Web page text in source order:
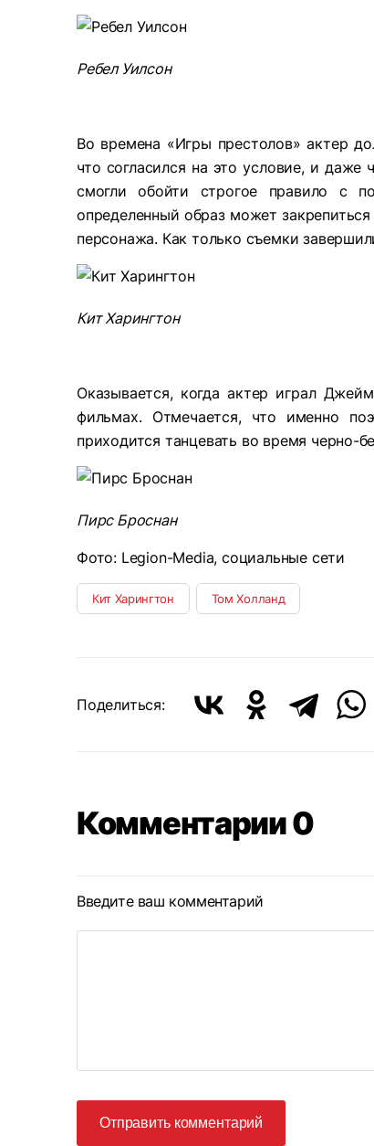
Ребел Уилсон
Во времена «Игры престолов» актер
что согласился на это условие, и даже
смогли обойти строгое правило с
определенный образ может
персонажа. Как только съемки
Кит Харингтон
Оказывается, когда актер играл
фильмах. Отмечается, что именно
приходится танцевать во время черно-
Пирс Броснан
Фото: Legion-Media, социальные сети
Кит Харингтон Том Холланд
Поделиться:
Комментарии 0
Введите ваш комментарий
Отправить комментарий